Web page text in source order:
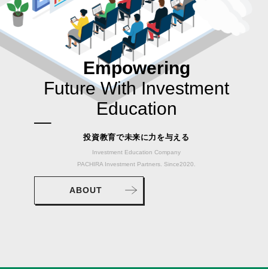
Empowering
Future With Investment
Education
投資教育で未来に力を与える
Investment Education Company
PACHIRA Investment Partners. Since2020.
ABOUT